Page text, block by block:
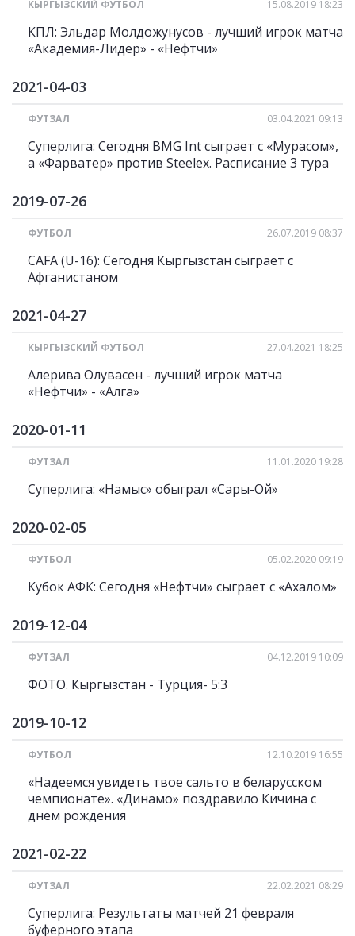
КЫРГЫЗСКИЙ ФУТБОЛ 15.08.2019 18:23
КПЛ: Эльдар Молдожунусов - лучший игрок матча
«Академия-Лидер» - «Нефтчи»
2021-04-03
ФУТЗАЛ 03.04.2021 09:13
Суперлига: Сегодня BMG Int сыграет с «Мурасом»,
а «Фарватер» против Steelex. Расписание 3 тура
2019-07-26
ФУТБОЛ 26.07.2019 08:37
CAFA (U-16): Сегодня Кыргызстан сыграет с
Афганистаном
2021-04-27
КЫРГЫЗСКИЙ ФУТБОЛ 27.04.2021 18:25
Алерива Олувасен - лучший игрок матча
«Нефтчи» - «Алга»
2020-01-11
ФУТЗАЛ 11.01.2020 19:28
Суперлига: «Намыс» обыграл «Сары-Ой»
2020-02-05
ФУТБОЛ 05.02.2020 09:19
Кубок АФК: Сегодня «Нефтчи» сыграет с «Ахалом»
2019-12-04
ФУТЗАЛ 04.12.2019 10:09
ФОТО. Кыргызстан - Турция- 5:3
2019-10-12
ФУТБОЛ 12.10.2019 16:55
«Надеемся увидеть твое сальто в беларусском
чемпионате». «Динамо» поздравило Кичина с
днем рождения
2021-02-22
ФУТЗАЛ 22.02.2021 08:29
Суперлига: Результаты матчей 21 февраля
буферного этапа